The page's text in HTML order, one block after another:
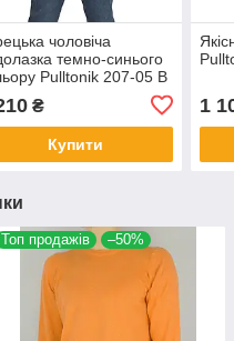
чоловіча
темно-синього
Pulltonik 207-05 B
₴
Купити
1
Топ продажів –50%